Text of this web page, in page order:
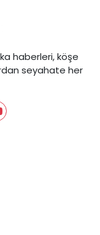
haberleri, köşe
seyahate her